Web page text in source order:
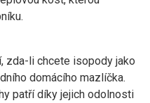
zda-li chcete isopody jako
domácího mazlíčka.
patří díky jejich odolnosti